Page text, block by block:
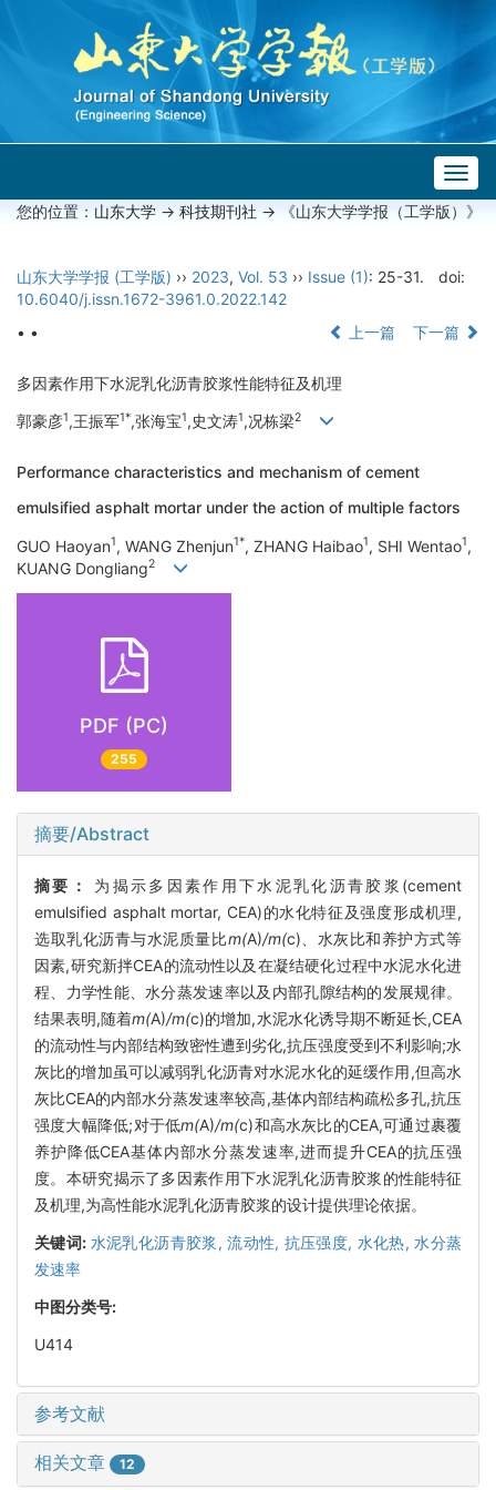
您的位置： 山东大学 -> 科技期刊社 -> 《山东大学学报（工学版）》
山东大学学报 (工学版) ›› 2023, Vol. 53 ›› Issue (1): 25-31.
doi:
10.6040/j.issn.1672-3961.0.2022.142
• •
上一篇 下一篇
多因素作用下水泥乳化沥青胶浆性能特征及机理
郭豪彦1,王振军1*,张海宝1,史文涛1,况栋梁2
Performance characteristics and mechanism of cement
emulsified asphalt mortar under the action of multiple factors
GUO Haoyan1, WANG Zhenjun1*, ZHANG Haibao1, SHI Wentao1,
KUANG Dongliang2
PDF (PC)
255
摘要/Abstract
摘要： 为揭示多因素作用下水泥乳化沥青胶浆(cement
emulsified asphalt mortar, CEA)的水化特征及强度形成机理,
选取乳化沥青与水泥质量比m(A)/m(c)、水灰比和养护方式等
因素,研究新拌CEA的流动性以及在凝结硬化过程中水泥水化进
程、力学性能、水分蒸发速率以及内部孔隙结构的发展规律。
结果表明,随着m(A)/m(c)的增加,水泥水化诱导期不断延长,CEA
的流动性与内部结构致密性遭到劣化,抗压强度受到不利影响;水
灰比的增加虽可以减弱乳化沥青对水泥水化的延缓作用,但高水
灰比CEA的内部水分蒸发速率较高,基体内部结构疏松多孔,抗压
强度大幅降低;对于低m(A)/m(c)和高水灰比的CEA,可通过裹覆
养护降低CEA基体内部水分蒸发速率,进而提升CEA的抗压强
度。本研究揭示了多因素作用下水泥乳化沥青胶浆的性能特征
及机理,为高性能水泥乳化沥青胶浆的设计提供理论依据。
关键词: 水泥乳化沥青胶浆,流动性, 抗压强度, 水化热,水分蒸
发速率
中图分类号:
U414
参考文献
相关文章 12